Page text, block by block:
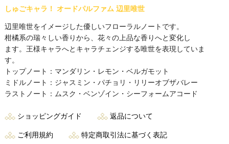
しゅごキャラ！ オードパルファム 辺里唯世
辺里唯世をイメージした優しいフローラルノートです。
柑橘系の瑞々しい香りから、花々の上品な香りへと変化し
ます。王様キャラへとキャラチェンジする唯世を表現していま
す。
トップノート：マンダリン・レモン・ベルガモット
ミドルノート：ジャスミン・パチョリ・リリーオブザバレー
ラストノート：ムスク・ベンゾイン・シーフォームアコード
ショッピングガイド 返品について
ご利用規約 特定商取引法に基づく表記